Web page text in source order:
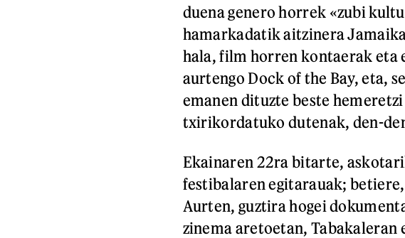
duena genero horrek «zubi
hamarkadatik aitzinera
hala, film horren kontaerak
aurtengo Dock of the Bay, eta,
emanen dituzte beste
txirikordatuko dutenak, den-
Ekainaren 22ra bitarte,
festibalaren egitarauak;
Aurten, guztira hogei
zinema aretoetan, Tabakaleran